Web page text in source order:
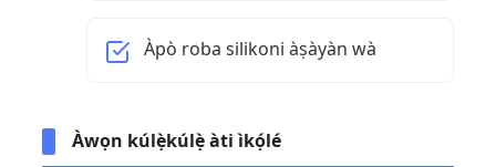
Àpò roba silikoni àṣàyàn wà
Àwọn kúlẹ̀kúlẹ̀ àti ìkọ́lé